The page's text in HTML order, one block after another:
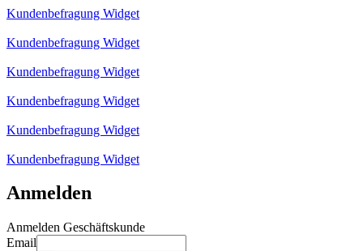
Kundenbefragung Widget
Kundenbefragung Widget
Kundenbefragung Widget
Kundenbefragung Widget
Kundenbefragung Widget
Kundenbefragung Widget
Anmelden
Anmelden Geschäftskunde
Email